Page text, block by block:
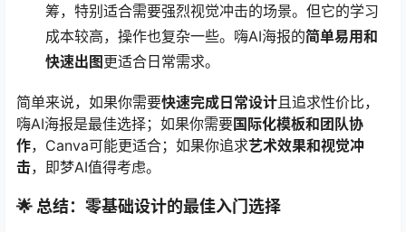
筹，特别适合需要强烈视觉冲击的场景。但它的学习
成本较高，操作也复杂一些。嗨AI海报的简单易用和
快速出图更适合日常需求。
简单来说，如果你需要快速完成日常设计且追求性价比，
嗨AI海报是最佳选择；如果你需要国际化模板和团队协
作，Canva可能更适合；如果你追求艺术效果和视觉冲
击，即梦AI值得考虑。
🌟 总结：零基础设计的最佳入门选择